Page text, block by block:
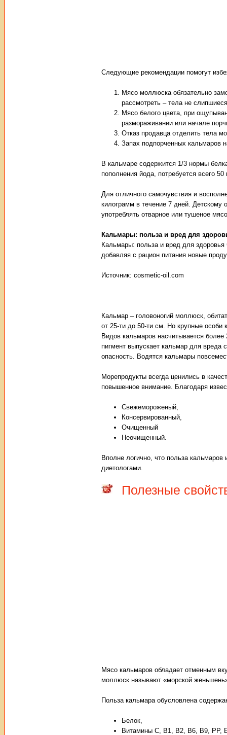
Следующие рекомендации помогут
Мясо моллюска обязательно
рассмотреть – тела не
Мясо белого цвета, при
размораживании или начале
Отказ продавца отделить тела
Запах подпорченных кальмаров
В кальмаре содержится 1/3 нормы
пополнения йода, потребуется всего
Для отличного самочувствия и
килограмм в течение 7 дней. Детскому
употреблять отварное или тушеное
Кальмары: польза и вред для
Кальмары: польза и вред для
добавляя с рацион питания новые
Источник: cosmetic-oil.com
Кальмар – головоногий моллюск,
от 25-ти до 50-ти см. Но крупные особи
Видов кальмаров насчитывается
пигмент выпускает кальмар для вреда
опасность. Водятся кальмары
Морепродукты всегда ценились в
повышенное внимание. Благодаря
Свежемороженый,
Консервированный,
Очищенный
Неочищенный.
Вполне логично, что польза
диетологами.
Полезные
Мясо кальмаров обладает отменным
моллюск называют «морской
Польза кальмара обусловлена
Белок,
Витамины С, В1, В2, В6, В9, РР,